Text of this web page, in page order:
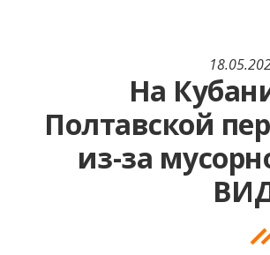
На
Полтавской
из-за